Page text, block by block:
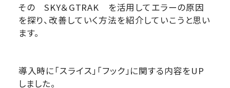
その SKY＆GTRAK を活用してエラーの原因
を探り、改善していく方法を紹介していこうと思い
ます。
導入時に「スライス」「フック」に関する内容をUP
しました。